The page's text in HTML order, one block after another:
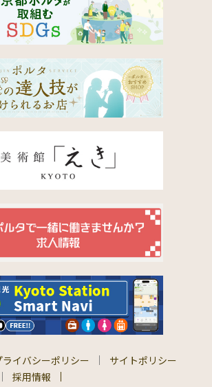
ライバシーポリシー
サイトポリシー
採用情報